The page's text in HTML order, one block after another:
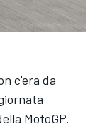
c'era da
MotoGP.